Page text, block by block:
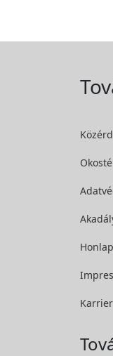
Karrier